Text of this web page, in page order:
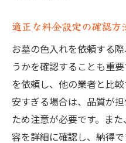
適正な料金設定の確認方
お墓の色入れを依頼する
うかを確認することも重
を依頼し、他の業者と比
安すぎる場合は、品質が
ため注意が必要です。ま
容を詳細に確認し、納得